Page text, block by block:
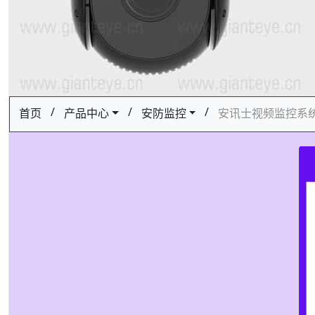
首页 / 产品中心 / 安防监控 / 安讯士视频监控系